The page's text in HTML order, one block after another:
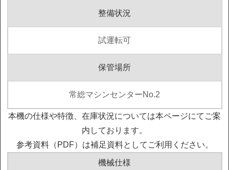
整備状況
試運転可
保管場所
常総マシンセンターNo.2
本機の仕様や特徴、在庫状況については本ページにてご案
内しております。
参考資料（PDF）は補足資料としてご利用ください。
機械仕様